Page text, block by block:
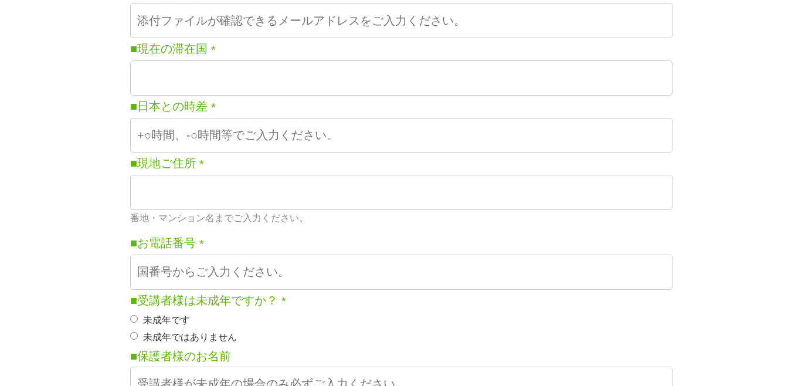
■現在の滞在国 *
■日本との時差 *
■現地ご住所 *
番地・マンション名までご入力ください。
■お電話番号 *
■受講者様は未成年ですか？ *
未成年です
未成年ではありません
■保護者様のお名前